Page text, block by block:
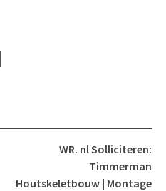
WR. nl Solliciteren:
Timmerman
Houtskeletbouw | Montage